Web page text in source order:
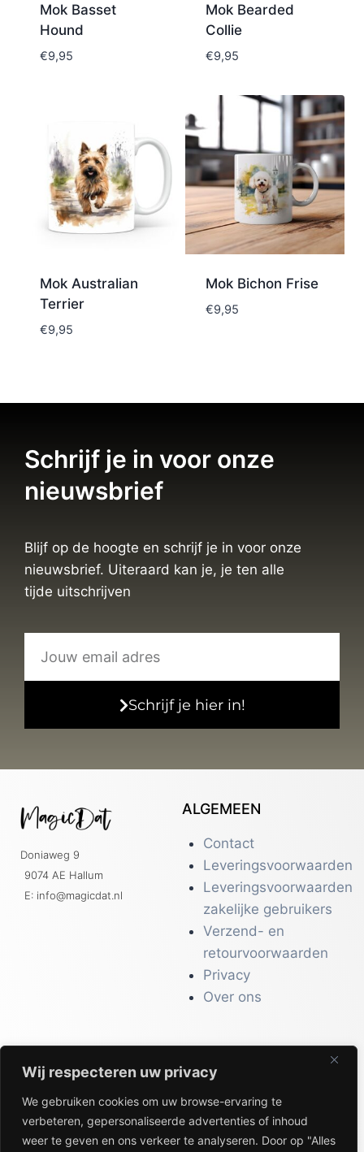
Wij respecteren uw privacy
We gebruiken cookies om uw browse-ervaring te
verbeteren, gepersonaliseerde advertenties of inhoud
weer te geven en ons verkeer te analyseren. Door op "Alles
Mok Basset
Hound
€9,95
Mok Bearded
Collie
€9,95
Mok Australian
Terrier
€9,95
Mok Bichon Frise
€9,95
Schrijf je in voor onze
nieuwsbrief
Blijf op de hoogte en schrijf je in voor onze
nieuwsbrief. Uiteraard kan je, je ten alle
tijde uitschrijven
Schrijf je hier in!
Doniaweg 9
9074 AE Hallum
E: info@magicdat.nl
ALGEMEEN
Contact
Leveringsvoorwaarden
Leveringsvoorwaarden
zakelijke gebruikers
Verzend- en
retourvoorwaarden
Privacy
Over ons
CATALOGI
Workwear &
Veiligheid